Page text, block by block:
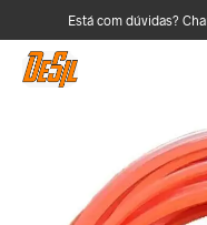
Está com dúvidas?